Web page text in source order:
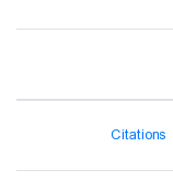
Citations